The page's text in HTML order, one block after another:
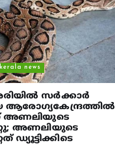
kerala news
സര്‍ക്കാര്‍
ആരോഗ്യകേന്ദ്രത്തില്‍
അണലിയുടെ
അണലിയുടെ
ഡ്യൂട്ടിക്കിടെ